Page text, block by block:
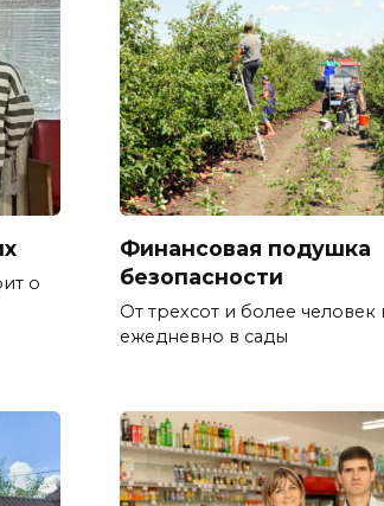
о
Финансовая подушка
безопасности
От трехсот и более
ежедневно в сады